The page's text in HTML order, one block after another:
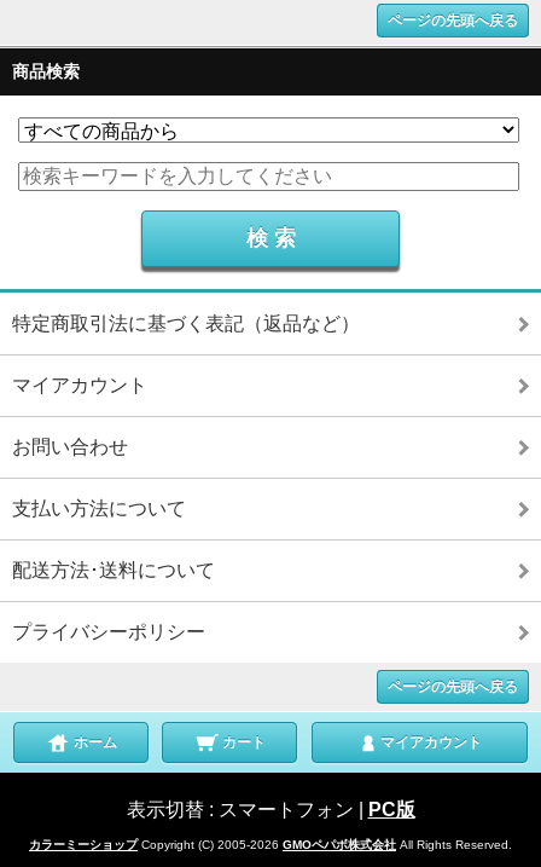
ページの先頭へ戻る
商品検索
特定商取引法に基づく表記（返品など）
マイアカウント
お問い合わせ
支払い方法について
配送方法･送料について
プライバシーポリシー
ページの先頭へ戻る
ホーム カート マイアカウント
表示切替 : スマートフォン PC版
カラーミーショップCopyright (C) 2005-2026 GMOペパボ株式会社 All Rights Reserved.